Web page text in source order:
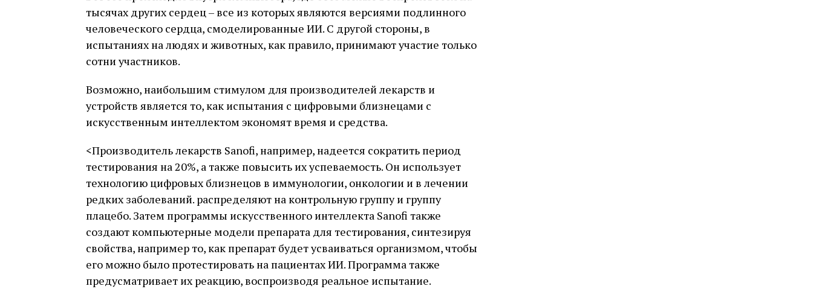
тысячах других сердец – все из которых являются версиями подлинного
человеческого сердца, смоделированные ИИ. С другой стороны, в
испытаниях на людях и животных, как правило, принимают участие только
сотни участников.
Возможно, наибольшим стимулом для производителей лекарств и
устройств является то, как испытания с цифровыми близнецами с
искусственным интеллектом экономят время и средства.
<Производитель лекарств Sanofi, например, надеется сократить период
тестирования на 20%, а также повысить их успеваемость. Он использует
технологию цифровых близнецов в иммунологии, онкологии и в лечении
редких заболеваний. распределяют на контрольную группу и группу
плацебо. Затем программы искусственного интеллекта Sanofi также
создают компьютерные модели препарата для тестирования, синтезируя
свойства, например то, как препарат будет усваиваться организмом, чтобы
его можно было протестировать на пациентах ИИ. Программа также
предусматривает их реакцию, воспроизводя реальное испытание.